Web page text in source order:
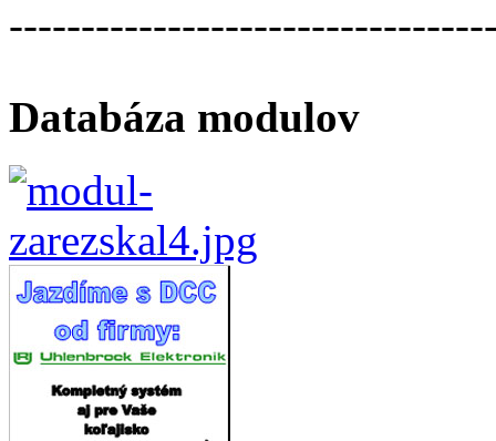
Databáza modulov